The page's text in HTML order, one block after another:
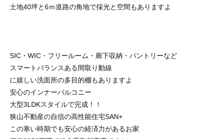
土地40坪と6ｍ道路の角地で採光と空間もありますよ
SIC・WIC・フリールーム・廊下収納・パントリーなど
スマートバランスある間取り動線
に嬉しい洗面所の多目的棚もありますよ
安心のインナーバルコニー
大型3LDKスタイルで完成！！
狭山不動産の自信の高性能住宅SAN+
この寒い時期でも安心の経済力があるお家